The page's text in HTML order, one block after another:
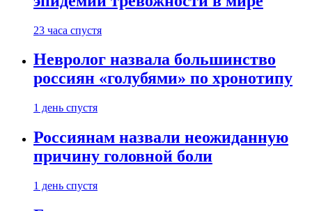
23 часа спустя
Невролог назвала большинство
россиян «голубями» по хронотипу
1 день спустя
Россиянам назвали неожиданную
причину головной боли
1 день спустя